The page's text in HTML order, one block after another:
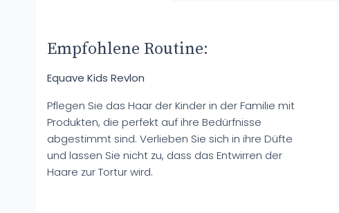
Empfohlene Routine:
Equave Kids Revlon
Pflegen Sie das Haar der Kinder in der Familie mit
Produkten, die perfekt auf ihre Bedürfnisse
abgestimmt sind. Verlieben Sie sich in ihre Düfte
und lassen Sie nicht zu, dass das Entwirren der
Haare zur Tortur wird.